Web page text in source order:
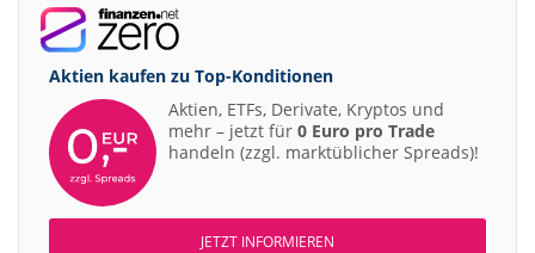
Aktien kaufen zu Top-Konditionen
Aktien, ETFs, Derivate, Kryptos und
mehr – jetzt für 0 Euro pro Trade
handeln (zzgl. marktüblicher Spreads)!
JETZT INFORMIEREN